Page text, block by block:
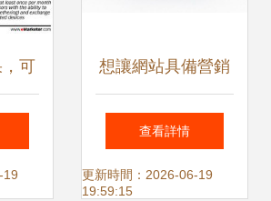
可
局
，
19
想讓網站具備營銷
性，你得注意這些
細節——互聯網銷
查看詳情
更新時間：2026-06-19
19:59:15